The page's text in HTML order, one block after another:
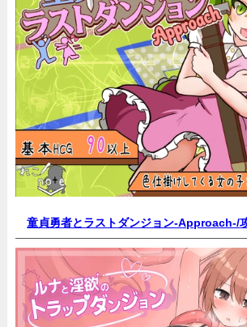
童貞勇者とラストダンジョン-Approach-/